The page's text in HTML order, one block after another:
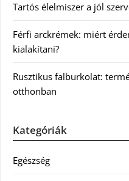
Tartós élelmiszer a jól
Férfi arckrémek: miért
kialakítani?
Rusztikus falburkolat:
otthonban
Kategóriák
Egészség